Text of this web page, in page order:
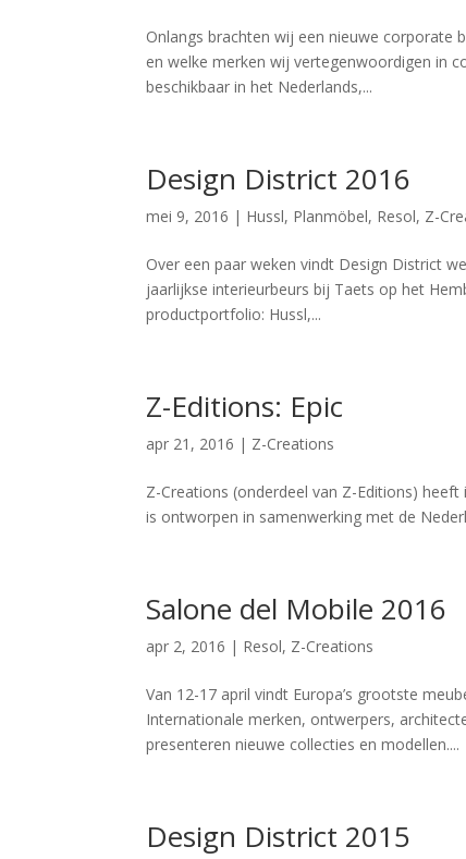
Onlangs brachten wij een nieuwe corporate
en welke merken wij vertegenwoordigen in
beschikbaar in het Nederlands,...
Design District 2016
mei 9, 2016 | Hussl, Planmöbel, Resol, Z-
Over een paar weken vindt Design District
jaarlijkse interieurbeurs bij Taets op het
productportfolio: Hussl,...
Z-Editions: Epic
apr 21, 2016 | Z-Creations
Z-Creations (onderdeel van Z-Editions)
is ontworpen in samenwerking met de
Salone del Mobile 2016
apr 2, 2016 | Resol, Z-Creations
Van 12-17 april vindt Europa’s grootste
Internationale merken, ontwerpers,
presenteren nieuwe collecties en modellen....
Design District 2015